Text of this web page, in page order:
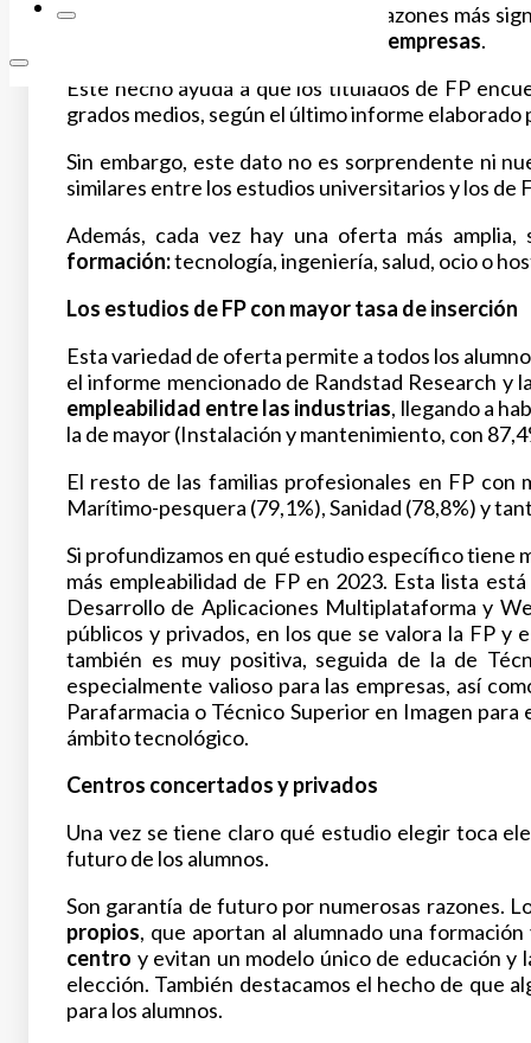
Precisamente, esta es una de las razones más
necesidades de las empresas.
Este hecho ayuda a que los titulados de FP
grados medios, según el último informe elaborado
Sin embargo, este dato no es sorprendente ni
similares entre los estudios universitarios y los de
Además, cada vez hay una oferta más
formación:tecnología, ingeniería, salud, ocio o
Los estudios de FP con mayor tasa de inserción
Esta variedad de oferta permite a todos los
el informe mencionado de Randstad Research y
empleabilidad entre las industrias, llegando a
la de mayor (Instalación y mantenimiento, con
El resto de las familias profesionales en FP con
Marítimo-pesquera (79,1%), Sanidad (78,8%) y
Si profundizamos en qué estudio específico tiene
más empleabilidad de FP en 2023. Esta lista
Desarrollo de Aplicaciones Multiplataforma y
públicos y privados, en los que se valora la FP
también es muy positiva, seguida de la de
especialmente valioso para las empresas, así
Parafarmacia o Técnico Superior en Imagen
ámbito tecnológico.
Centros concertados y privados
Una vez se tiene claro qué estudio elegir toca
futuro de los alumnos.
Son garantía de futuro por numerosas razones.
propios, que aportan al alumnado una
centro y evitan un modelo único de educación y
elección. También destacamos el hecho de que
para los alumnos.